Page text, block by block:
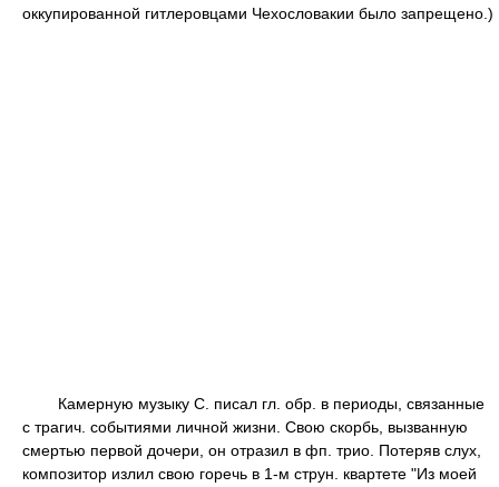
оккупированной гитлеровцами Чехословакии было запрещено.)
Камерную музыку С. писал гл. обр. в периоды, связанные
с трагич. событиями личной жизни. Свою скорбь, вызванную
смертью первой дочери, он отразил в фп. трио. Потеряв слух,
композитор излил свою горечь в 1-м струн. квартете "Из моей